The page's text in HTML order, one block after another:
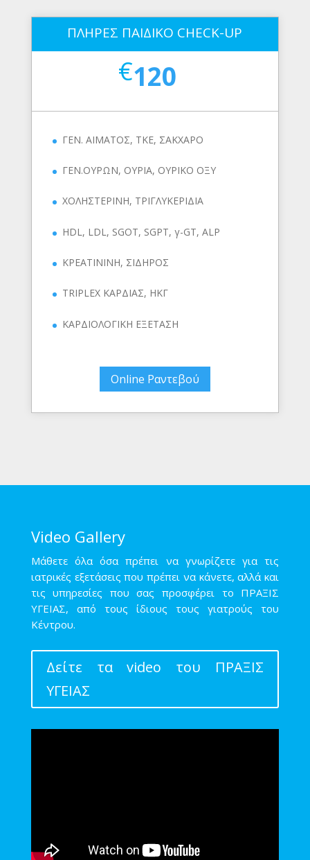
ΠΛΗΡΕΣ ΠΑΙΔΙΚΟ CHECK-UP
€120
ΓΕΝ. ΑΙΜΑΤΟΣ, ΤΚΕ, ΣΑΚΧΑΡΟ
ΓΕΝ.ΟΥΡΩΝ, ΟΥΡΙΑ, ΟΥΡΙΚΟ ΟΞΥ
ΧΟΛΗΣΤΕΡΙΝΗ, ΤΡΙΓΛΥΚΕΡΙΔΙΑ
HDL, LDL, SGOT, SGPT, γ-GT, ALP
ΚΡΕΑΤΙΝΙΝΗ, ΣΙΔΗΡΟΣ
TRIPLEX ΚΑΡΔΙΑΣ, ΗΚΓ
ΚΑΡΔΙΟΛΟΓΙΚΗ ΕΞΕΤΑΣΗ
Online Ραντεβού
Video Gallery
Μάθετε όλα όσα πρέπει να γνωρίζετε για τις
ιατρικές εξετάσεις που πρέπει να κάνετε, αλλά και
τις υπηρεσίες που σας προσφέρει το ΠΡΑΞΙΣ
ΥΓΕΙΑΣ, από τους ίδιους τους γιατρούς του
Κέντρου.
Δείτε τα video του ΠΡΑΞΙΣ
ΥΓΕΙΑΣ